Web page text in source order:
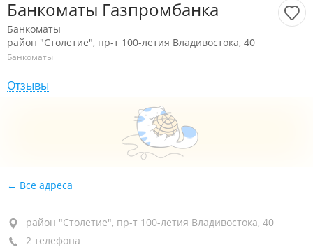
Банкоматы Газпромбанка
Банкоматы
район "Столетие", пр-т 100-летия Владивостока, 40
Банкоматы
Отзывы
Все адреса
район "Столетие", пр-т 100-летия Владивостока, 40
2 телефона